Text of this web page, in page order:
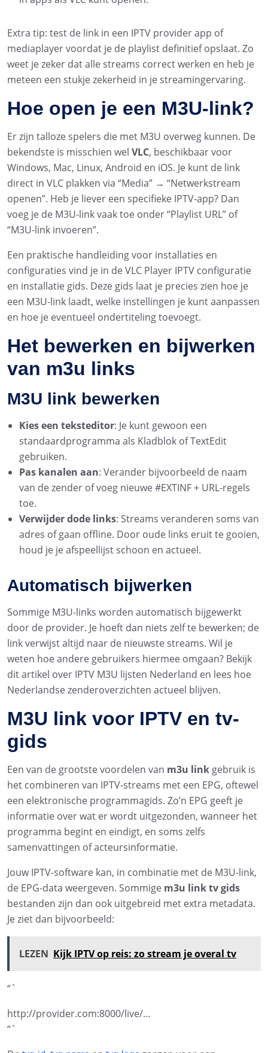
Extra tip: test de link in een IPTV provider app of
mediaplayer voordat je de playlist definitief opslaat. Zo
weet je zeker dat alle streams correct werken en heb je
meteen een stukje zekerheid in je streamingervaring.
Hoe open je een M3U-link?
Er zijn talloze spelers die met M3U overweg kunnen. De
bekendste is misschien wel VLC, beschikbaar voor
Windows, Mac, Linux, Android en iOS. Je kunt de link
direct in VLC plakken via “Media” → “Netwerkstream
openen”. Heb je liever een specifieke IPTV-app? Dan
voeg je de M3U-link vaak toe onder “Playlist URL” of
“M3U-link invoeren”.
Een praktische handleiding voor installaties en
configuraties vind je in de VLC Player IPTV configuratie
en installatie gids. Deze gids laat je precies zien hoe je
een M3U-link laadt, welke instellingen je kunt aanpassen
en hoe je eventueel ondertiteling toevoegt.
Het bewerken en bijwerken
van m3u links
M3U link bewerken
Kies een teksteditor: Je kunt gewoon een
standaardprogramma als Kladblok of TextEdit
gebruiken.
Pas kanalen aan: Verander bijvoorbeeld de naam
van de zender of voeg nieuwe #EXTINF + URL-regels
toe.
Verwijder dode links: Streams veranderen soms van
adres of gaan offline. Door oude links eruit te gooien,
houd je je afspeellijst schoon en actueel.
Automatisch bijwerken
Sommige M3U-links worden automatisch bijgewerkt
door de provider. Je hoeft dan niets zelf te bewerken; de
link verwijst altijd naar de nieuwste streams. Wil je
weten hoe andere gebruikers hiermee omgaan? Bekijk
dit artikel over IPTV M3U lijsten Nederland en lees hoe
Nederlandse zenderoverzichten actueel blijven.
M3U link voor IPTV en tv-
gids
Een van de grootste voordelen van m3u link gebruik is
het combineren van IPTV-streams met een EPG, oftewel
een elektronische programmagids. Zo’n EPG geeft je
informatie over wat er wordt uitgezonden, wanneer het
programma begint en eindigt, en soms zelfs
samenvattingen of acteursinformatie.
Jouw IPTV-software kan, in combinatie met de M3U-link,
de EPG-data weergeven. Sommige m3u link tv gids
bestanden zijn dan ook uitgebreid met extra metadata.
Je ziet dan bijvoorbeeld:
LEZEN Kijk IPTV op reis: zo stream je overal tv
“`
http://provider.com:8000/live/…
“`